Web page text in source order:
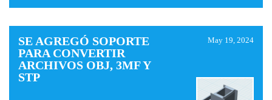
SE AGREGÓ SOPORTE
PARA CONVERTIR
ARCHIVOS OBJ, 3MF Y
STP
May 19, 2024